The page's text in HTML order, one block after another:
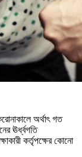
অর্থাৎ গত
ঊর্ধ্বগতি
কর্তৃপক্ষের কোনো